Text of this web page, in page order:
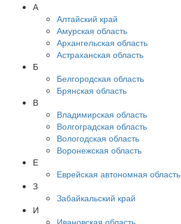
А
Алтайский край
Амурская область
Архангельская область
Астраханская область
Б
Белгородская область
Брянская область
В
Владимирская область
Волгоградская область
Вологодская область
Воронежская область
Е
Еврейская автономная область
З
Забайкальский край
И
Ивановская область